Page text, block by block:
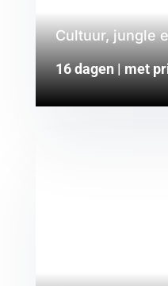
Cultuur, jungle
16 dagen | met